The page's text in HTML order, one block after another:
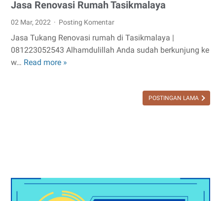
Jasa Renovasi Rumah Tasikmalaya
02 Mar, 2022 Posting Komentar
Jasa Tukang Renovasi rumah di Tasikmalaya |
081223052543 Alhamdulillah Anda sudah berkunjung ke
w… Read more »
POSTINGAN LAMA